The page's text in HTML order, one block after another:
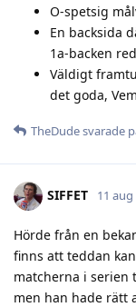
O-spetsig
En backsida
1a-backen
Väldigt
det goda,
TheDudesvarade
SIFFET 11 aug
Hörde från en
finns att teddan
matcherna i serien
men han hade rätt